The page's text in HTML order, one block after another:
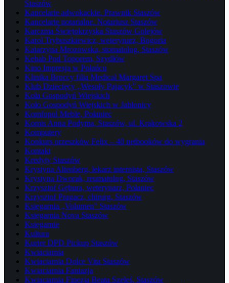
Staszów
Kancelarie adwokackie. Prawnik Staszów
Kancelarie notarialne. Notariusz Staszów
Karczma Świętokrzyska Staszów Golejów
Karol Trybuszkiewicz, weterynarz, Bogoria
Katarzyna Mrozowska, stomatolog, Staszów
Kebab Pod Toporem, Szydłów
Kino Impresja w Połańcu
Klinika Broccy filia Medical Margaret Spa
Klub Dziecięcy „Wesoły Pajacyk” w Staszowie
Koła Gospodyń Wiejskich
Koło Gospodyń Wiejskich w Jabłonicy
Komfopol Meble, Połaniec
Komis Anna Podyma, Staszów, ul. Krakowska 2
Komputery
Konkurs orzeszków Felix – 40 netbooków do wygrania
Kontakt
Kredyty Staszów
Krystyna Altenberg, lekarz internista, Staszów
Krystyna Dworak, reumatolog, Staszów
Krzysztof Gębura, weterynarz, Połaniec
Krzysztof Pragacz, chirurg, Staszów
Księgarnia „Volumen” Staszów
Księgarnia Nova Staszów
Księgarnie
Kultura
Kurier DPD Pickup Staszów
Kwiaciarnia
Kwiaciarnia Dolce Vita Staszów
Kwiaciarnia Fantazja
Kwiaciarnia Finezja Beata Szeleś, Staszów